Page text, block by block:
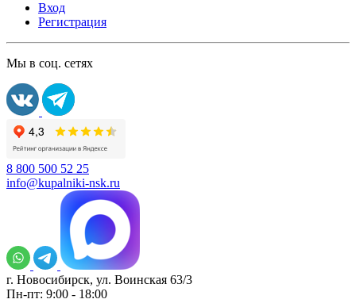
Вход
Регистрация
Мы в соц. сетях
8 800 500 52 25
info@kupalniki-nsk.ru
г. Новосибирск, ул. Воинская 63/3
Пн-пт: 9:00 - 18:00